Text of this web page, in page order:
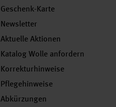
Geschenk-Karte
Newsletter
Aktuelle Aktionen
Katalog Wolle anfordern
Korrekturhinweise
Pflegehinweise
Abkürzungen